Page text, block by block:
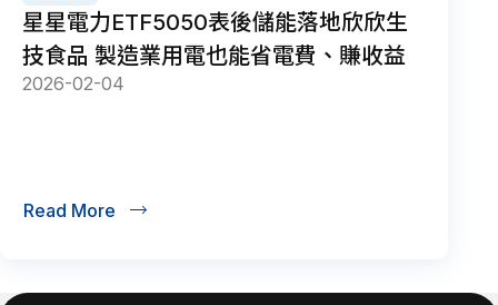
星星電力ETF5050表後儲能落地欣欣生
技食品 製造業用電也能省電費、賺收益
2026-02-04
Read More